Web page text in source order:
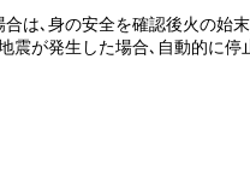
は､身の安全を確認後火の始
震が発生した場合､自動的に停